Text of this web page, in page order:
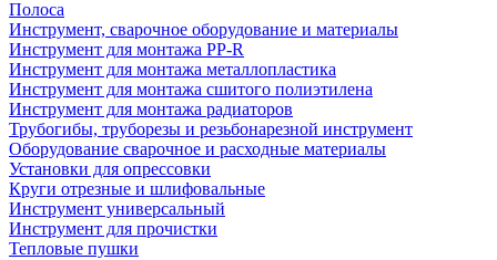
Полоса
Инструмент, сварочное оборудование и материалы
Инструмент для монтажа PP-R
Инструмент для монтажа металлопластика
Инструмент для монтажа сшитого полиэтилена
Инструмент для монтажа радиаторов
Трубогибы, труборезы и резьбонарезной инструмент
Оборудование сварочное и расходные материалы
Установки для опрессовки
Круги отрезные и шлифовальные
Инструмент универсальный
Инструмент для прочистки
Тепловые пушки